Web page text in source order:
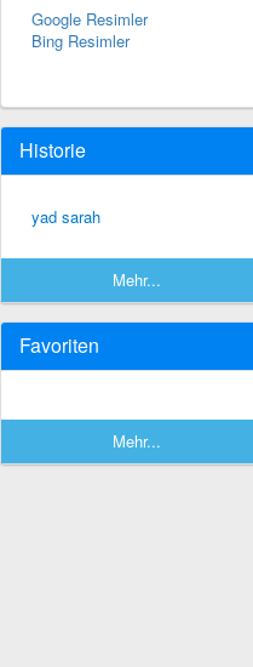
Google Resimler
Bing Resimler
Historie
yad sarah
Mehr...
Favoriten
Mehr...